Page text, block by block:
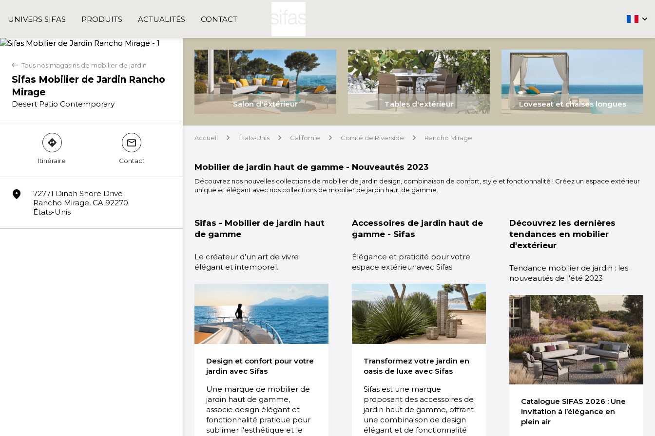
UNIVERS SIFAS PRODUITS ACTUALITÉS CONTACT arrow
back Tous nos magasins de mobilier de jardin
Sifas Mobilier de Jardin Rancho
Mirage
Desert Patio Contemporary
direction
Itinéraire
mail
Contact
marker
72771 Dinah Shore Drive
Rancho Mirage, CA 92270
États-Unis
Salon d'éxtérieur Tables d'extérieur Loveseat et chaises longues
Accueil arrow États-Unis arrow Californie arrow Comté de Riverside arrow Rancho Mirage
Mobilier de jardin haut de gamme - Nouveautés 2023
Découvrez nos nouvelles collections de mobilier de jardin design, combinaison de confort, style et fonctionnalité ! Créez un espace extérieur
unique et élégant avec nos collections de mobilier de jardin haut de gamme.
Sifas - Mobilier de jardin haut
de gamme
Le créateur d’un art de vivre
élégant et intemporel.
Design et confort pour votre
jardin avec Sifas
Une marque de mobilier de
jardin haut de gamme,
associe design élégant et
fonctionnalité pratique pour
sublimer l'esthétique et le
Accessoires de jardin haut de
gamme - Sifas
Élégance et praticité pour votre
espace extérieur avec Sifas
Transformez votre jardin en
oasis de luxe avec Sifas
Sifas est une marque
proposant des accessoires de
jardin haut de gamme, offrant
une combinaison de design
élégant et de fonctionnalité
Découvrez les dernières
tendances en mobilier
d'extérieur
Tendance mobilier de jardin : les
nouveautés de l'été 2023
Catalogue SIFAS 2026 : Une
invitation à l’élégance en
plein air